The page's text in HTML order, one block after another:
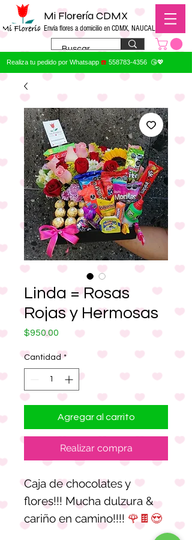
Mi Florería CDMX
Envía flores a domicilio en CDMX, NAUCALPAN
Realiza tu pedido por Whatsapp ☎️ 558783-4356 😘💖
Linda = Rosas
Rojas y Hermosas
$950.00 Precio
Cantidad *
Agregar al carrito
Realizar compra
Caja de chocolates y
flores!!! Mucha dulzura &
cariño en camino!!!! 🌹🍫😍